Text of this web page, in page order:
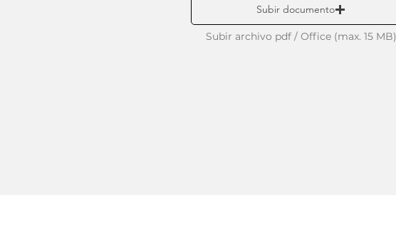
Subir documento
Subir archivo pdf / Office (max. 15 MB)